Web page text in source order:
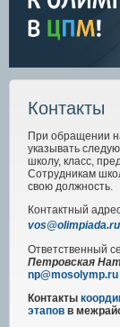
Контакты
При обращении
указывать
школу, класс,
Сотрудникам
свою должность.
Контактный
vos@olimpiada.ru
Ответственный
Петровская
np@mosolymp.ru
Контакты
этапов в